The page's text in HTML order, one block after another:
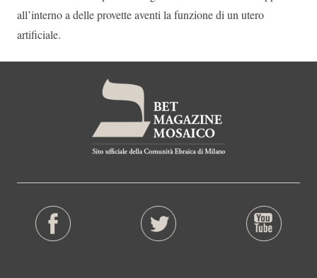
all’interno a delle provette aventi la funzione di un utero
artificiale.